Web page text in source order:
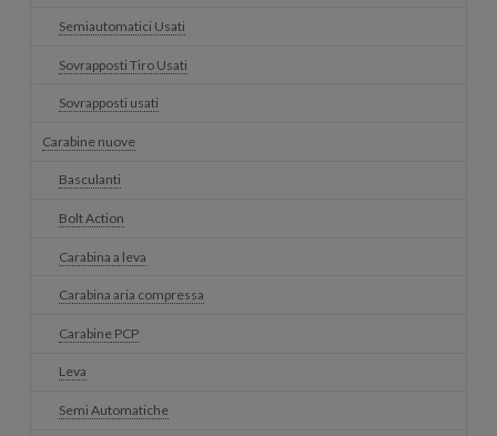
Semiautomatici Usati
Sovrapposti Tiro Usati
Sovrapposti usati
Carabine nuove
Basculanti
Bolt Action
Carabina a leva
Carabina aria compressa
Carabine PCP
Leva
Semi Automatiche